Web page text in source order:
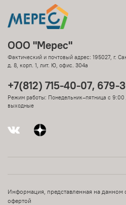
ООО "Мерес"
Фактический и почтовый адрес: 195027, г.
д. 8, корп. 1, лит. Ю, офис. 304а
+7(812) 715-40-07, 679-
Режим работы: Понедельник–пятница с
выходные
Информация, представленная на данном
офертой